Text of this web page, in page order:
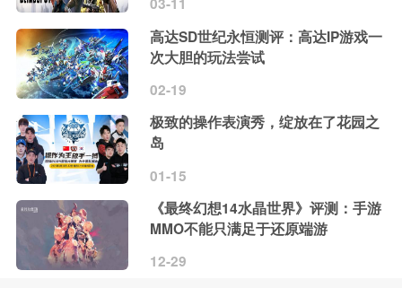
03-11
高达SD世纪永恒测评：高达IP游戏一
次大胆的玩法尝试
02-19
极致的操作表演秀，绽放在了花园之
岛
01-15
《最终幻想14水晶世界》评测：手游
MMO不能只满足于还原端游
12-29